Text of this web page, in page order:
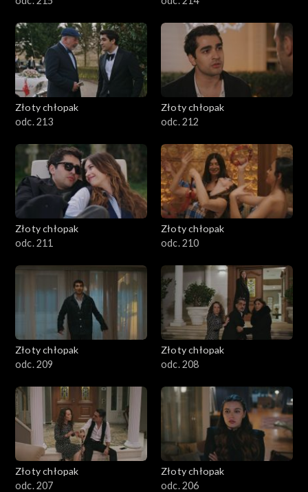
Złoty chłopak
odc. 213
Złoty chłopak
odc. 212
Złoty chłopak
odc. 211
Złoty chłopak
odc. 210
Złoty chłopak
odc. 209
Złoty chłopak
odc. 208
Złoty chłopak
odc. 207
Złoty chłopak
odc. 206